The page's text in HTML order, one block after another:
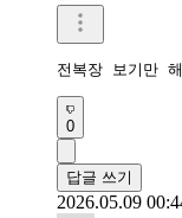
전복장 보기만
0
답글 쓰기
2026.05.09